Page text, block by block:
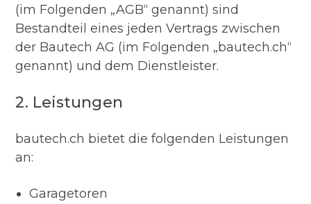
(im Folgenden „AGB“ genannt) sind
Bestandteil eines jeden Vertrags zwischen
der Bautech AG (im Folgenden „bautech.ch“
genannt) und dem Dienstleister.
2. Leistungen
bautech.ch bietet die folgenden Leistungen
an:
Garagetoren